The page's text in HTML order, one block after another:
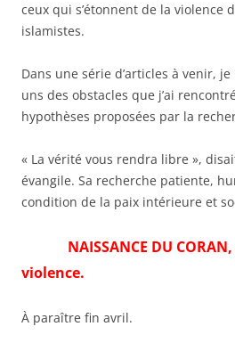
ceux qui s’étonnent de la violence
islamistes.
Dans une série d’articles à venir,
uns des obstacles que j’ai
hypothèses proposées par la
« La vérité vous rendra libre »,
évangile. Sa recherche patiente,
condition de la paix intérieure et
NAISSANCE DU
violence.
À paraître fin avril.